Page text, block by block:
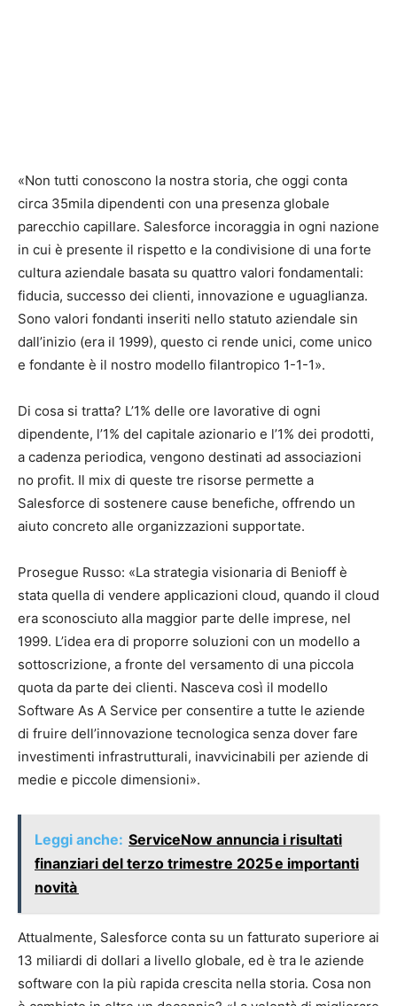
«Non tutti conoscono la nostra storia, che oggi conta
circa 35mila dipendenti con una presenza globale
parecchio capillare. Salesforce incoraggia in ogni nazione
in cui è presente il rispetto e la condivisione di una forte
cultura aziendale basata su quattro valori fondamentali:
fiducia, successo dei clienti, innovazione e uguaglianza.
Sono valori fondanti inseriti nello statuto aziendale sin
dall’inizio (era il 1999), questo ci rende unici, come unico
e fondante è il nostro modello filantropico 1-1-1».
Di cosa si tratta? L’1% delle ore lavorative di ogni
dipendente, l’1% del capitale azionario e l’1% dei prodotti,
a cadenza periodica, vengono destinati ad associazioni
no profit. Il mix di queste tre risorse permette a
Salesforce di sostenere cause benefiche, offrendo un
aiuto concreto alle organizzazioni supportate.
Prosegue Russo: «La strategia visionaria di Benioff è
stata quella di vendere applicazioni cloud, quando il cloud
era sconosciuto alla maggior parte delle imprese, nel
1999. L’idea era di proporre soluzioni con un modello a
sottoscrizione, a fronte del versamento di una piccola
quota da parte dei clienti. Nasceva così il modello
Software As A Service per consentire a tutte le aziende
di fruire dell’innovazione tecnologica senza dover fare
investimenti infrastrutturali, inavvicinabili per aziende di
medie e piccole dimensioni».
Leggi anche: ServiceNow annuncia i risultati
finanziari del terzo trimestre 2025 e importanti
novità
Attualmente, Salesforce conta su un fatturato superiore ai
13 miliardi di dollari a livello globale, ed è tra le aziende
software con la più rapida crescita nella storia. Cosa non